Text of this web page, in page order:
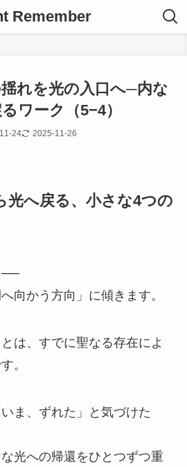
Remember
れを光の入口へ─内な
ワーク（5−4）
24 2025-11-26
光へ戻る、小さな4つの
──
向かう方向」に傾きます。
は、すでに聖なる存在によ
。
ま、ずれた」と気づけた
光への帰還をひとつずつ重